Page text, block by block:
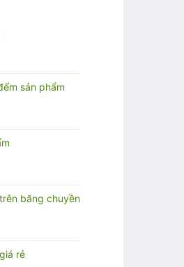
sản phẩm
băng chuyền
rẻ